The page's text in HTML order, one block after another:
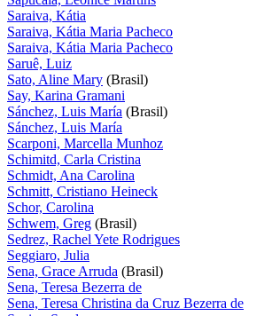
Saraiva, Kátia
Saraiva, Kátia Maria Pacheco
Saraiva, Kátia Maria Pacheco
Saruê, Luiz
Sato, Aline Mary (Brasil)
Say, Karina Gramani
Sánchez, Luis María (Brasil)
Sánchez, Luis María
Scarponi, Marcella Munhoz
Schimitd, Carla Cristina
Schmidt, Ana Carolina
Schmitt, Cristiano Heineck
Schor, Carolina
Schwem, Greg (Brasil)
Sedrez, Rachel Yete Rodrigues
Seggiaro, Julia
Sena, Grace Arruda (Brasil)
Sena, Teresa Bezerra de
Sena, Teresa Christina da Cruz Bezerra de